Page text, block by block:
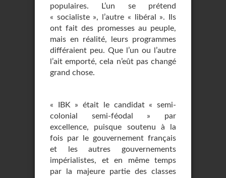
populaires. L’un se prétend
« socialiste », l’autre « libéral ». Ils
ont fait des promesses au peuple,
mais en réalité, leurs programmes
différaient peu. Que l’un ou l’autre
l’ait emporté, cela n’eût pas changé
grand chose.
« IBK » était le candidat « semi-
colonial semi-féodal » par
excellence, puisque soutenu à la
fois par le gouvernement français
et les autres gouvernements
impérialistes, et en même temps
par la majeure partie des classes